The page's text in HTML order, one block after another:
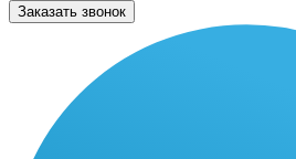
Заказать звонок